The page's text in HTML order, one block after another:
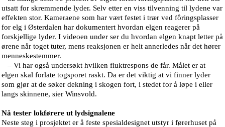
utsatt for skremmende lyder. Selv etter en viss tilvenning til lydene var
effekten stor. Kameraene som har vært festet i trær ved fôringsplasser
for elg i Østerdalen har dokumentert hvordan elgen reagerer på
forskjellige lyder. I videoen under ser du hvordan elgen knapt letter på
ørene når toget tuter, mens reaksjonen er helt annerledes når det hører
menneskestemmer.
– Vi har også undersøkt hvilken fluktrespons de får. Målet er at
elgen skal forlate togsporet raskt. Da er det viktig at vi finner lyder
som gjør at de søker dekning i skogen fort, i stedet for å løpe i eller
langs skinnene, sier Winsvold.
Nå tester lokførere ut lydsignalene
Neste steg i prosjektet er å feste spesialdesignet utstyr i førerhuset på